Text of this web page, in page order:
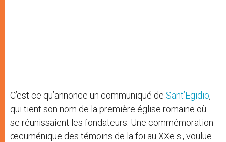
C’est ce qu’annonce un communiqué de Sant’Egidio,
qui tient son nom de la première église romaine où
se réunissaient les fondateurs. Une commémoration
œcuménique des témoins de la foi au XXe s., voulue